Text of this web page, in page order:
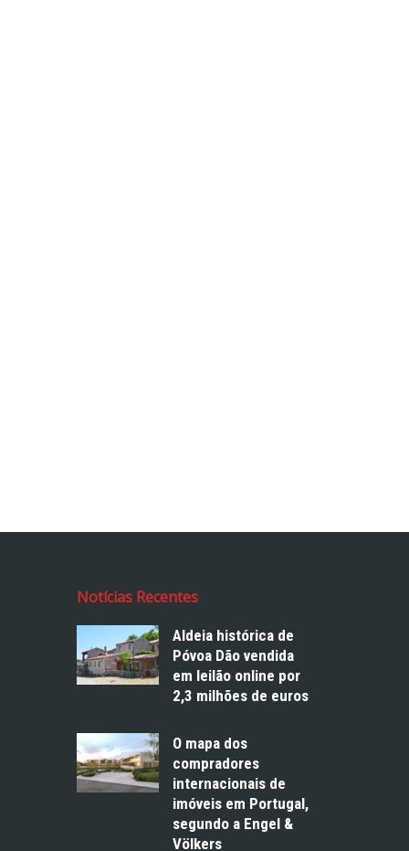
Notícias Recentes
Aldeia histórica de
Póvoa Dão vendida
em leilão online por
2,3 milhões de euros
O mapa dos
compradores
internacionais de
imóveis em Portugal,
segundo a Engel &
Völkers